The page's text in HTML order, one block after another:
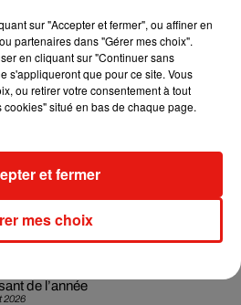
2026
Lieb s’essaye à la vie de chatelain
son nouveau clip
2026
2026
de l’année
sur "Accepter et fermer", ou affiner en
partenaires dans "Gérer mes choix".
en cliquant sur "Continuer sans
s'appliqueront que pour ce site. Vous
ou retirer votre consentement à tout
situé en bas de chaque page.
mes choix
et fermer